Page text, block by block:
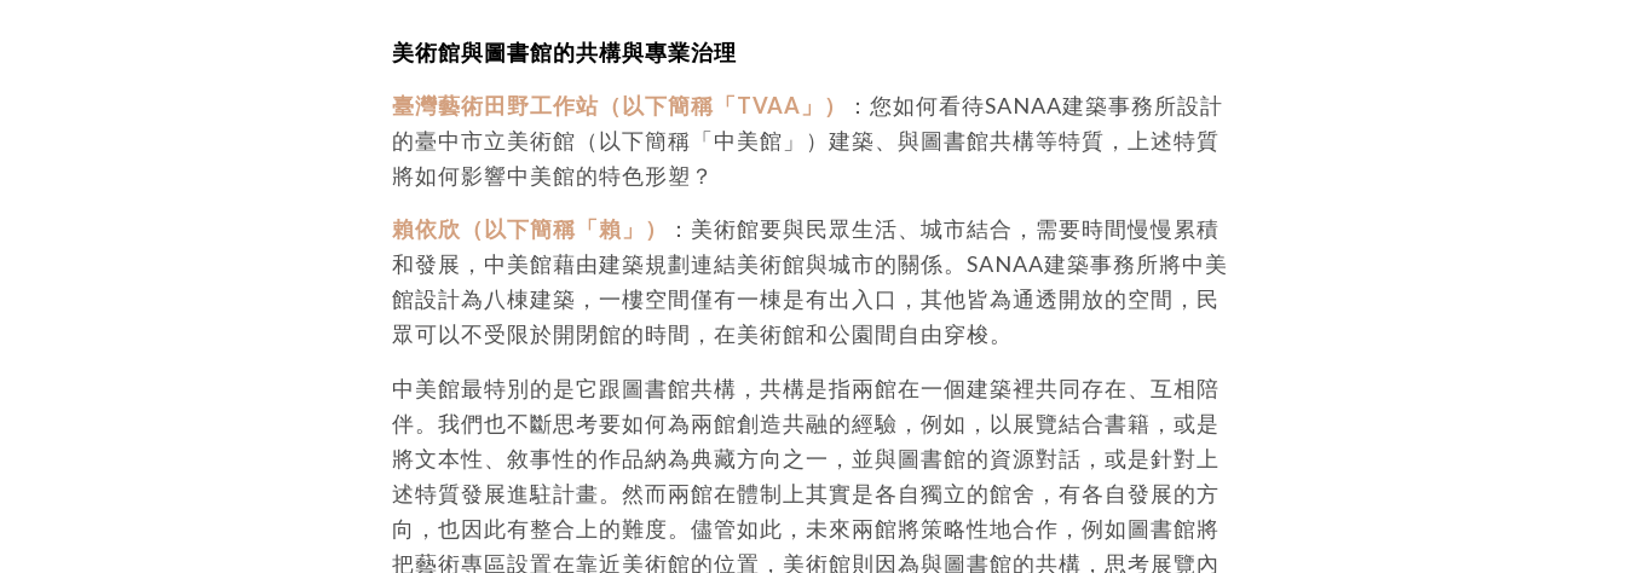
美術館與圖書館的共構與專業治理
臺灣藝術田野工作站（以下簡稱「TVAA」）
：您如何看待SANAA建築事務所設計
的臺中市立美術館（以下簡稱「中美館」）建築、與圖書館共構等特質，上述特質
將如何影響中美館的特色形塑？
賴依欣（以下簡稱「賴」）
：美術館要與民眾生活、城市結合，需要時間慢慢累積
和發展，中美館藉由建築規劃連結美術館與城市的關係。SANAA建築事務所將中美
館設計為八棟建築，一樓空間僅有一棟是有出入口，其他皆為通透開放的空間，民
眾可以不受限於開閉館的時間，在美術館和公園間自由穿梭。
中美館最特別的是它跟圖書館共構，共構是指兩館在一個建築裡共同存在、互相陪
伴。我們也不斷思考要如何為兩館創造共融的經驗，例如，以展覽結合書籍，或是
將文本性、敘事性的作品納為典藏方向之一，並與圖書館的資源對話，或是針對上
述特質發展進駐計畫。然而兩館在體制上其實是各自獨立的館舍，有各自發展的方
向，也因此有整合上的難度。儘管如此，未來兩館將策略性地合作，例如圖書館將
把藝術專區設置在靠近美術館的位置，美術館則因為與圖書館的共構，思考展覽內